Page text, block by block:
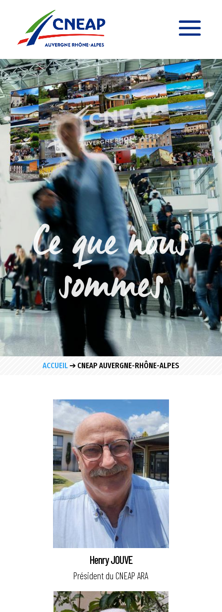
Ce que nous
sommes
ACCUEIL➔ CNEAP AUVERGNE-RHÔNE-ALPES
Henry JOUVE
Président du CNEAP ARA